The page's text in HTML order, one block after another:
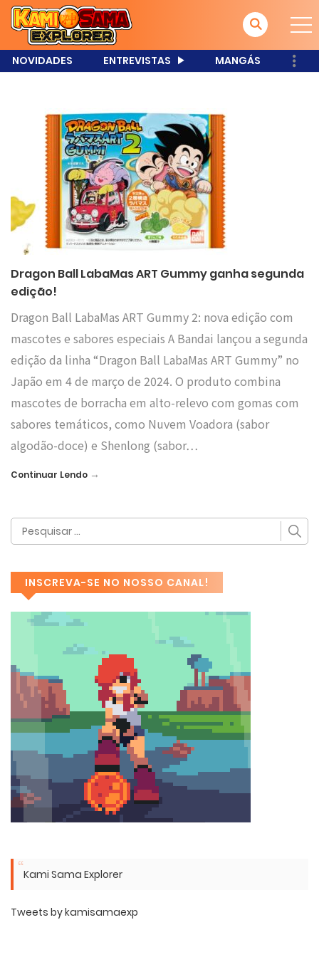
NOVIDADES ENTREVISTAS MANGÁS
Dragon Ball LabaMas ART Gummy ganha segunda
edição!
Dragon Ball LabaMas ART Gummy 2: nova edição com
mascotes e sabores especiais A Bandai lançou a segunda
edição da linha “Dragon Ball LabaMas ART Gummy” no
Japão em 4 de março de 2024. O produto combina
mascotes de borracha em alto-relevo com gomas com
sabores temáticos, como Nuvem Voadora (sabor
algodão-doce) e Shenlong (sabor…
Continuar Lendo →
INSCREVA-SE NO NOSSO CANAL!
Kami Sama Explorer
Tweets by kamisamaexp